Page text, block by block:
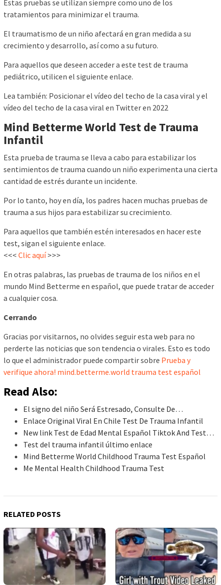
Estas pruebas se utilizan siempre como uno de los
tratamientos para minimizar el trauma.
El traumatismo de un niño afectará en gran medida a su
crecimiento y desarrollo, así como a su futuro.
Para aquellos que deseen acceder a este test de trauma
pediátrico, utilicen el siguiente enlace.
Lea también: Posicionar el vídeo del techo de la casa viral y el
vídeo del techo de la casa viral en Twitter en 2022
Mind Betterme World Test de Trauma
Infantil
Esta prueba de trauma se lleva a cabo para estabilizar los
sentimientos de trauma cuando un niño experimenta una cierta
cantidad de estrés durante un incidente.
Por lo tanto, hoy en día, los padres hacen muchas pruebas de
trauma a sus hijos para estabilizar su crecimiento.
Para aquellos que también estén interesados en hacer este
test, sigan el siguiente enlace.
<<< Clic aquí>>>
En otras palabras, las pruebas de trauma de los niños en el
mundo Mind Betterme en español, que puede tratar de acceder
a cualquier cosa.
Cerrando
Gracias por visitarnos, no olvides seguir esta web para no
perderte las noticias que son tendencia o virales. Esto es todo
lo que el administrador puede compartir sobre Prueba y
verifique ahora! mind.betterme.world trauma test español
Read Also:
El signo del niño Será Estresado, Consulte De…
Enlace Original Viral En Chile Test De Trauma Infantil
New link Test de Edad Mental Español Tiktok And Test…
Test del trauma infantil último enlace
Mind Betterme World Childhood Trauma Test Español
Me Mental Health Childhood Trauma Test
RELATED POSTS